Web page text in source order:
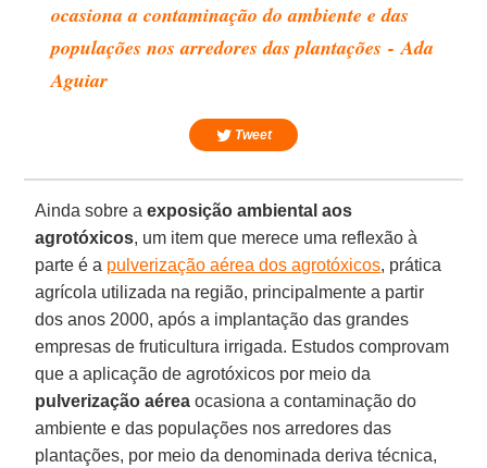
ocasiona a contaminação do ambiente e das
populações nos arredores das plantações - Ada
Aguiar
Tweet
Ainda sobre aexposição ambiental aos
agrotóxicos, um item que merece uma reflexão à
parte é a pulverização aérea dos agrotóxicos, prática
agrícola utilizada na região, principalmente a partir
dos anos 2000, após a implantação das grandes
empresas de fruticultura irrigada. Estudos comprovam
que a aplicação de agrotóxicos por meio da
pulverização aérea ocasiona a contaminação do
ambiente e das populações nos arredores das
plantações, por meio da denominada deriva técnica,